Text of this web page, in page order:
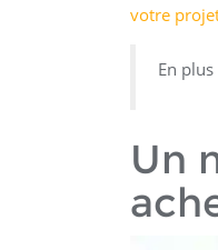
votre
En
Un